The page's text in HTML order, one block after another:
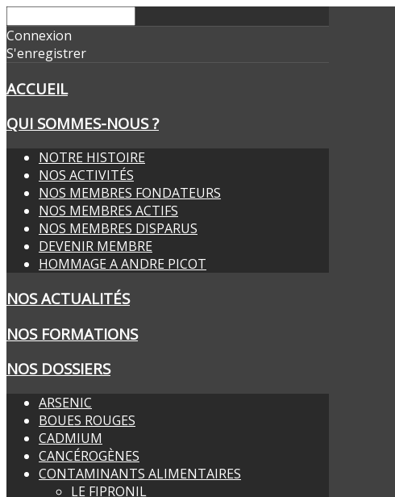
Connexion
S'enregistrer
ACCUEIL
QUI SOMMES-NOUS ?
NOTRE HISTOIRE
NOS ACTIVITÉS
NOS MEMBRES FONDATEURS
NOS MEMBRES ACTIFS
NOS MEMBRES DISPARUS
DEVENIR MEMBRE
HOMMAGE A ANDRE PICOT
NOS ACTUALITÉS
NOS FORMATIONS
NOS DOSSIERS
ARSENIC
BOUES ROUGES
CADMIUM
CANCÉROGÈNES
CONTAMINANTS ALIMENTAIRES
LE FIPRONIL